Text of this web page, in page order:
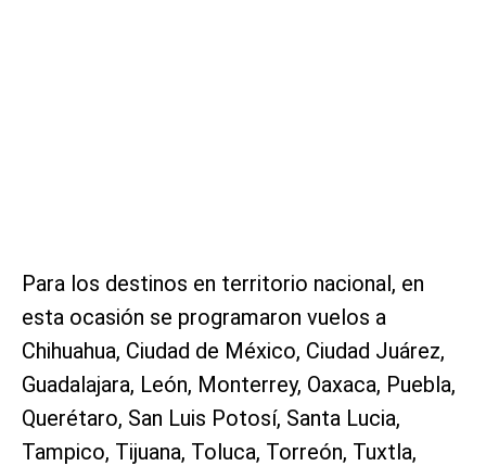
Para los destinos en territorio nacional, en
esta ocasión se programaron vuelos a
Chihuahua, Ciudad de México, Ciudad Juárez,
Guadalajara, León, Monterrey, Oaxaca, Puebla,
Querétaro, San Luis Potosí, Santa Lucia,
Tampico, Tijuana, Toluca, Torreón, Tuxtla,